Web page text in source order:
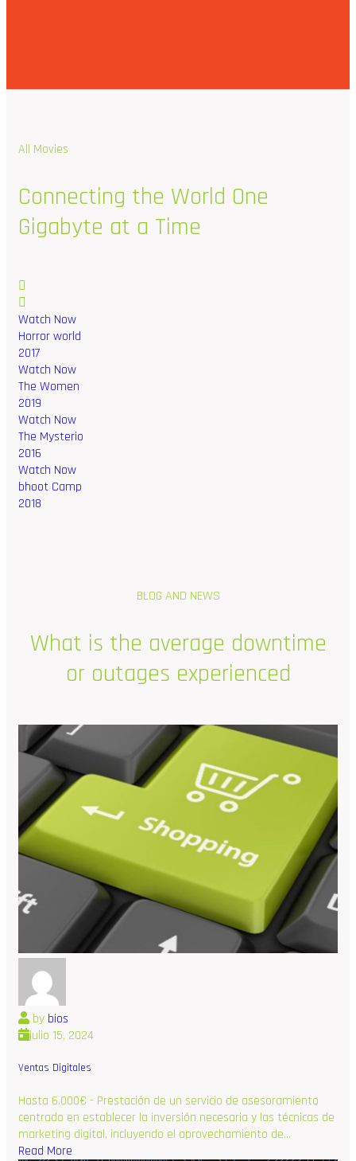
All Movies
Connecting the World One
Gigabyte at a Time
Watch Now
Horror world
2017
Watch Now
The Women
2019
Watch Now
The Mysterio
2016
Watch Now
bhoot Camp
2018
BLOG AND NEWS
What is the average downtime
or outages experienced
by bios
julio 15, 2024
Ventas Digitales
Hasta 6.000€ - Prestación de un servicio de asesoramiento
centrado en establecer la inversión necesaria y las técnicas de
marketing digital, incluyendo el aprovechamiento de…
Read More